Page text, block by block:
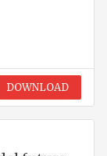
DOWNLOAD